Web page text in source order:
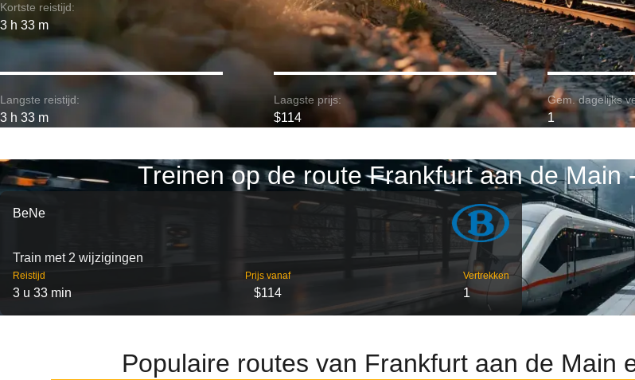
Kortste reistijd:
3 h 33 m
Langste reistijd:
3 h 33 m
Laagste prijs:
$114
Gem. dagelijks
1
Treinen op de route Frankfurt aan de Main
BeNe
Train met 2 wijzigingen
Reistijd
3 u 33 min
Prijs vanaf
$114
Vertrekken
1
Populaire routes van Frankfurt aan de Main